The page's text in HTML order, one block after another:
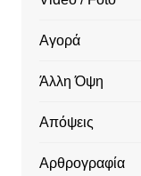
Αγορά
Άλλη Όψη
Απόψεις
Αρθρογραφία